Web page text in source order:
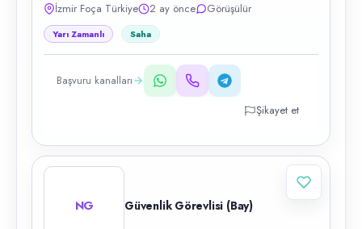
İzmir Foça Türkiye
2 ay önce Görüşülür
Yarı Zamanlı Saha
Başvuru kanalları
Şikayet et
NG Güvenlik Görevlisi (Bay)